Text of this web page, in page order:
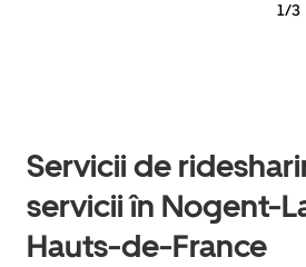
1/3
Servicii de
servicii în Nogent-
Hauts-de-France